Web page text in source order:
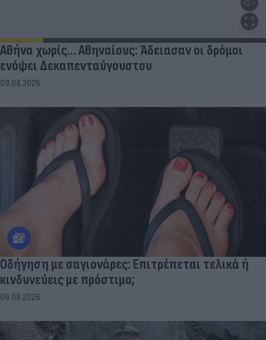
Αθήνα χωρίς… Αθηναίους: Άδειασαν οι δρόμοι
ενόψει Δεκαπενταύγουστου
09.08.2026
Οδήγηση με σαγιονάρες: Επιτρέπεται τελικά ή
κινδυνεύεις με πρόστιμο;
09.08.2026